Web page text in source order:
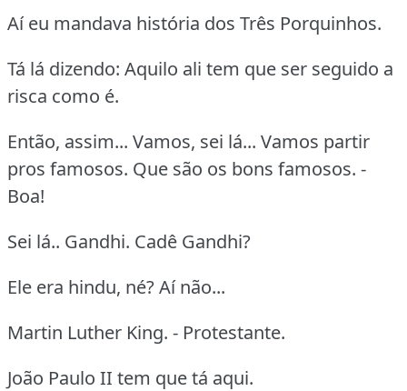
Aí eu mandava história dos Três Porquinhos.
Tá lá dizendo: Aquilo ali tem que ser seguido a
risca como é.
Então, assim... Vamos, sei lá... Vamos partir
pros famosos. Que são os bons famosos. -
Boa!
Sei lá.. Gandhi. Cadê Gandhi?
Ele era hindu, né? Aí não...
Martin Luther King. - Protestante.
João Paulo II tem que tá aqui.